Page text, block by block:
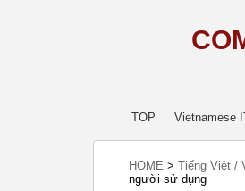
TOP Vietnamese
HOME > Tiếng Việt /
người sử dụng